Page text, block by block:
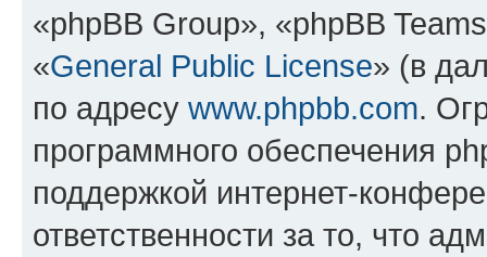
«phpBB Group», «phpBB
«General Public License» (в
по адресу www.phpbb.com.
программного обеспечения
поддержкой интернет-
ответственности за то, что